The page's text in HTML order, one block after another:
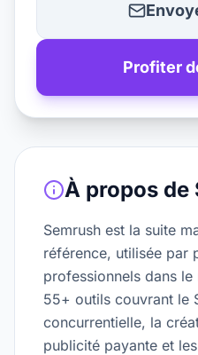
Profiter
À propos de
Semrush est la suite
référence, utilisée par
professionnels dans
55+ outils couvrant le
concurrentielle, la
publicité payante et